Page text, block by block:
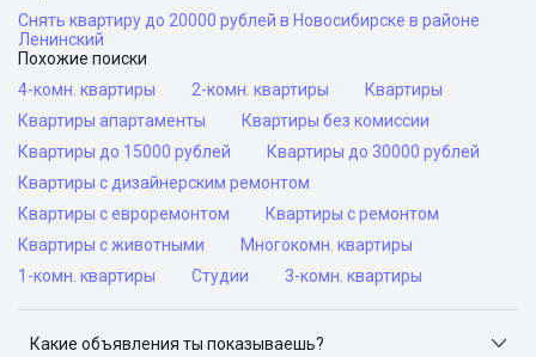
Снять квартиру до 20000 рублей в Новосибирске в районе
Ленинский
Похожие поиски
4-комн. квартиры
2-комн. квартиры
Квартиры
Квартиры апартаменты
Квартиры без комиссии
Квартиры до 15000 рублей
Квартиры до 30000 рублей
Квартиры с дизайнерским ремонтом
Квартиры с евроремонтом
Квартиры с ремонтом
Квартиры с животными
Многокомн. квартиры
1-комн. квартиры
Студии 3-комн. квартиры
Какие объявления ты показываешь?